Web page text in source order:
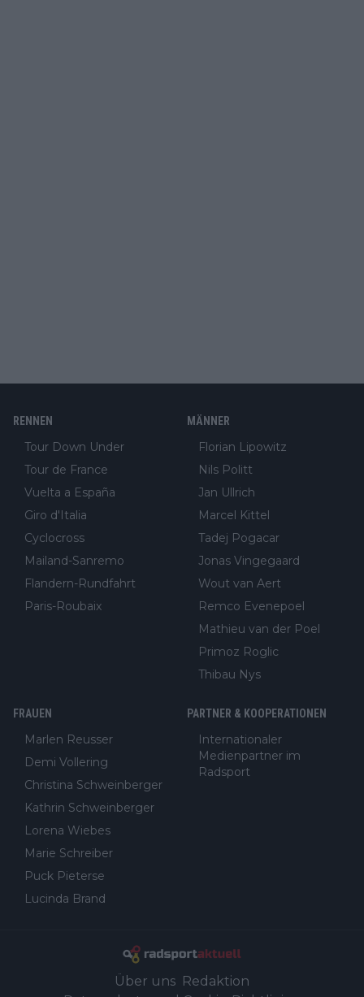
RENNEN
Tour Down Under
Tour de France
Vuelta a España
Giro d'Italia
Cyclocross
Mailand-Sanremo
Flandern-Rundfahrt
Paris-Roubaix
MÄNNER
Florian Lipowitz
Nils Politt
Jan Ullrich
Marcel Kittel
Tadej Pogacar
Jonas Vingegaard
Wout van Aert
Remco Evenepoel
Mathieu van der Poel
Primoz Roglic
Thibau Nys
FRAUEN
Marlen Reusser
Demi Vollering
Christina Schweinberger
Kathrin Schweinberger
Lorena Wiebes
Marie Schreiber
Puck Pieterse
Lucinda Brand
PARTNER & KOOPERATIONEN
Internationaler
Medienpartner im
Radsport
Über uns Redaktion